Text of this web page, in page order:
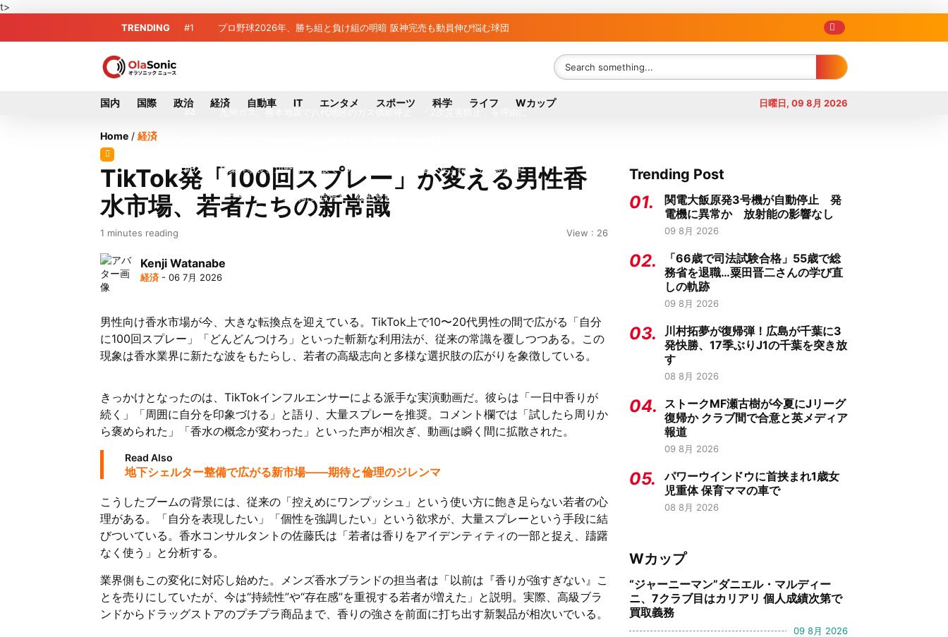
t>
TRENDING #1 プロ野球2026年、勝ち組と負け組の明暗 阪神完売も動員伸び悩む球団
＜訃報＞元自民党参院議員の藤野公孝氏が死去、78歳 妻は料理研究家の真紀子氏
#6 榛葉幹事長、辺野古沖事故で「地元メディアの報道不足」指摘 那覇訪問中
ソニー、熊本・菊陽町拠点停止 復旧見通し立たず 半導体集積地に懸念
#10
国内 国際 政治 経済 自動車 IT エンタメ スポーツ 科学 ライフ Wカップ 日曜日, 09 8月 2026
Home / 経済
TikTok発「100回スプレー」が変える男性香
水市場、若者たちの新常識
1 minutes reading View : 26
Kenji Watanabe
経済 - 06 7月 2026
男性向け香水市場が今、大きな転換点を迎えている。TikTok上で10〜20代男性の間で広がる「自分
に100回スプレー」「どんどんつけろ」といった斬新な利用法が、従来の常識を覆しつつある。この
現象は香水業界に新たな波をもたらし、若者の高級志向と多様な選択肢の広がりを象徴している。
きっかけとなったのは、TikTokインフルエンサーによる派手な実演動画だ。彼らは「一日中香りが
続く」「周囲に自分を印象づける」と語り、大量スプレーを推奨。コメント欄では「試したら周りか
ら褒められた」「香水の概念が変わった」といった声が相次ぎ、動画は瞬く間に拡散された。
Read Also
地下シェルター整備で広がる新市場――期待と倫理のジレンマ
こうしたブームの背景には、従来の「控えめにワンプッシュ」という使い方に飽き足らない若者の心
理がある。「自分を表現したい」「個性を強調したい」という欲求が、大量スプレーという手段に結
びついている。香水コンサルタントの佐藤氏は「若者は香りをアイデンティティの一部と捉え、躊躇
なく使う」と分析する。
業界側もこの変化に対応し始めた。メンズ香水ブランドの担当者は「以前は『香りが強すぎない』こ
とを売りにしていたが、今は“持続性”や“存在感”を重視する若者が増えた」と説明。実際、高級ブラ
ンドからドラッグストアのプチプラ商品まで、香りの強さを前面に打ち出す新製品が相次いでいる。
Trending Post
01.
関電大飯原発3号機が自動停止 発
電機に異常か 放射能の影響なし
09 8月 2026
02.
「66歳で司法試験合格」55歳で総
務省を退職…粟田晋二さんの学び直
しの軌跡
09 8月 2026
03.
川村拓夢が復帰弾！広島が千葉に3
発快勝、17季ぶりJ1の千葉を突き放
す
08 8月 2026
04.
ストークMF瀬古樹が今夏にJリーグ
復帰か クラブ間で合意と英メディア
報道
09 8月 2026
05.
パワーウインドウに首挟まれ1歳女
児重体 保育ママの車で
08 8月 2026
Wカップ
“ジャーニーマン”ダニエル・マルディー
ニ、7クラブ目はカリアリ 個人成績次第で
買取義務
09 8月 2026